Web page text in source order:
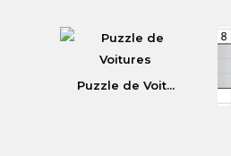
Puzzle de Voit...